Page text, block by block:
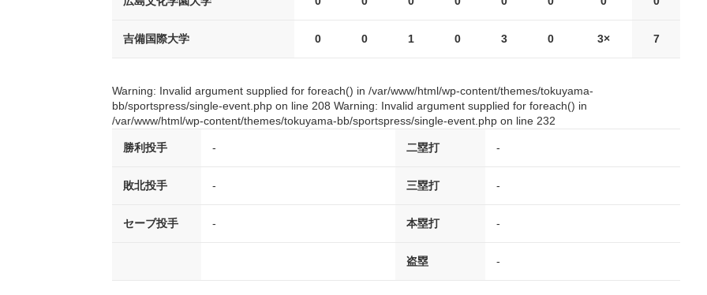
吉備国際大学 0 0 1 0 3 0 3× 7
Warning: Invalid argument supplied for foreach() in /var/www/html/wp-content/themes/tokuyama-
bb/sportspress/single-event.php on line 208 Warning: Invalid argument supplied for foreach() in
/var/www/html/wp-content/themes/tokuyama-bb/sportspress/single-event.php on line 232
勝利投手 - 二塁打 -
敗北投手 - 三塁打 -
セーブ投手 - 本塁打 -
盗塁 -